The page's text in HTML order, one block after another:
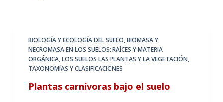
BIOLOGÍA Y ECOLOGÍA DEL SUELO,BIOMASA Y
NECROMASA EN LOS SUELOS: RAÍCES Y MATERIA
ORGÁNICA,LOS SUELOS LAS PLANTAS Y LA VEGETACIÓN,
TAXONOMÍAS Y CLASIFICACIONES
Plantas carnívoras bajo el suelo